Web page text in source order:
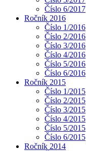
Číslo 6/2017
Ročník 2016
Číslo 1/2016
Číslo 2/2016
Číslo 3/2016
Číslo 4/2016
Číslo 5/2016
Číslo 6/2016
Ročník 2015
Číslo 1/2015
Číslo 2/2015
Číslo 3/2015
Číslo 4/2015
Číslo 5/2015
Číslo 6/2015
Ročník 2014